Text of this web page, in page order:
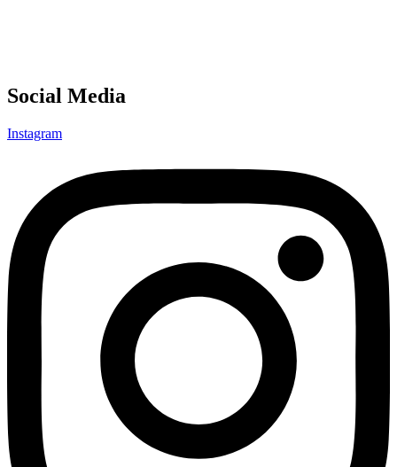
Social Media
Instagram